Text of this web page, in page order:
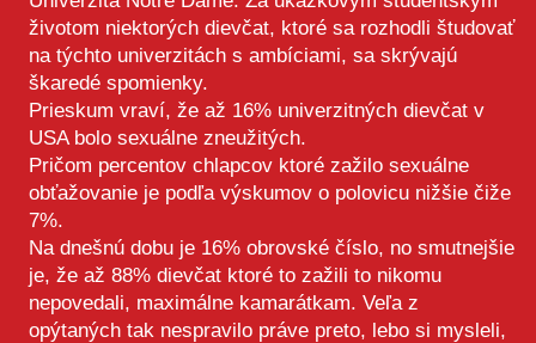
životom niektorých dievčat, ktoré sa rozhodli študovať
na týchto univerzitách s ambíciami, sa skrývajú
škaredé spomienky.
Prieskum vraví, že až 16% univerzitných dievčat v
USA bolo sexuálne zneužitých.
Pričom percentov chlapcov ktoré zažilo sexuálne
obťažovanie je podľa výskumov o polovicu nižšie čiže
7%.
Na dnešnú dobu je 16% obrovské číslo, no smutnejšie
je, že až 88% dievčat ktoré to zažili to nikomu
nepovedali, maximálne kamarátkam. Veľa z
opýtaných tak nespravilo práve preto, lebo si mysleli,